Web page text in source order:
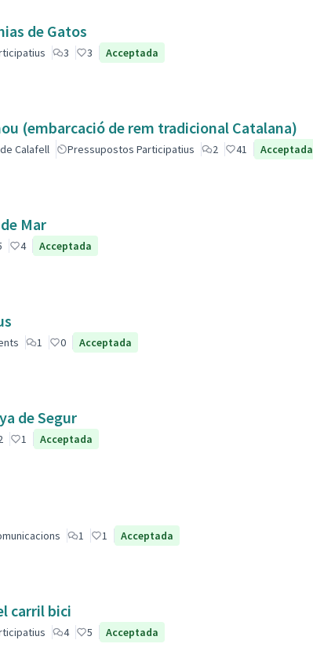
de Gatos
3 3 Acceptada
(embarcació de rem tradicional Catalana)
Calafell Pressupostos Participatius 2 41 Acceptada
Mar
4 Acceptada
1 0 Acceptada
de Segur
1 Acceptada
1 1 Acceptada
carril bici
4 5 Acceptada